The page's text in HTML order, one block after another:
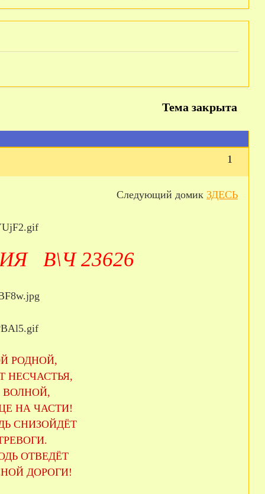
Тема закрыта
1
Следующий домик ЗДЕСЬ
В\Ч 23626
РОДНОЙ,
НЕСЧАСТЬЯ,
ВОЛНОЙ,
НА ЧАСТИ!
СНИЗОЙДЁТ
ОТВЕДЁТ
ДОРОГИ!